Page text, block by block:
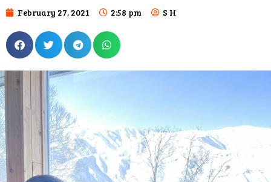
February 27, 2021 2:58 pm S H